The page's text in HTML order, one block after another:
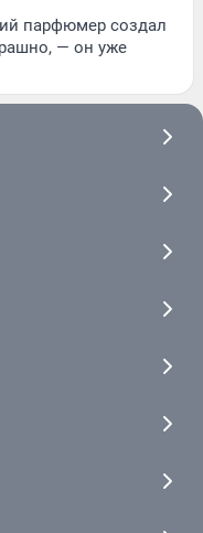
парфюмер создал
— он уже